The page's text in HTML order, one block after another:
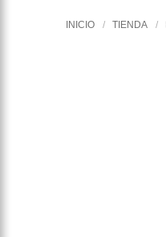
INICIO / TIENDA /